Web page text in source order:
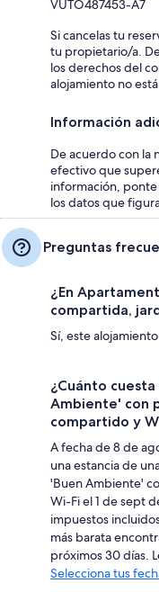
VUTO487453-A7
Si cancelas tu
tu propietario/a.
los derechos del
alojamiento no
Información
De acuerdo con la
efectivo que
información,
los datos que
Preguntas
¿En
compartida,
Sí, este
¿Cuánto
Ambiente' con
compartido y
A fecha de 8 de
una estancia de
'Buen Ambiente'
Wi-Fi el 1 de sept
impuestos
más barata
próximos 30 días.
Selecciona tus